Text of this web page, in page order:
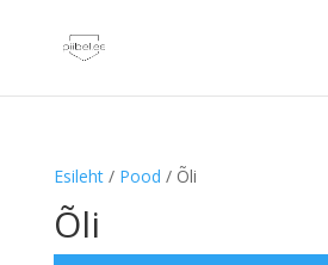
Esileht/ Pood / Õli
Õli